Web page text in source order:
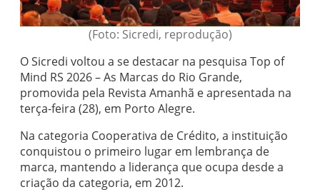
(Foto: Sicredi, reprodução)
O Sicredi voltou a se destacar na pesquisa Top of
Mind RS 2026 – As Marcas do Rio Grande,
promovida pela Revista Amanhã e apresentada na
terça-feira (28), em Porto Alegre.
Na categoria Cooperativa de Crédito, a instituição
conquistou o primeiro lugar em lembrança de
marca, mantendo a liderança que ocupa desde a
criação da categoria, em 2012.